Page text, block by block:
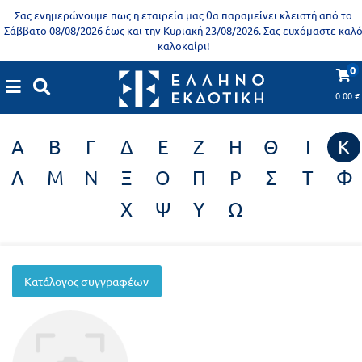
Σας ενημερώνουμε πως η εταιρεία μας θα παραμείνει κλειστή από το
Σάββατο 08/08/2026 έως και την Κυριακή 23/08/2026. Σας ευχόμαστε καλό
καλοκαίρι!
0
0.00€
X
Βιβλία
ενήλικες
βιβλία
Trivia
Books
Προδημοτική
εκπαίδευση
Εκπαιδευτικές
αφίσες
Βιβλία
νηπιαγωγείου
Σειρά
Δημοτικό
Α΄
Συγγραφείς
Α Β Γ Δ Ε Ζ Η Θ Ι
Κ
Λ
Μ Ν Ξ Ο Π Ρ Σ Τ
Φ
Χ
Ψ Υ Ω
Κατάλογος συγγραφέων